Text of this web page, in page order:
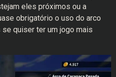
eles próximos ou a
obrigatório o uso do arco
quiser ter um jogo mais